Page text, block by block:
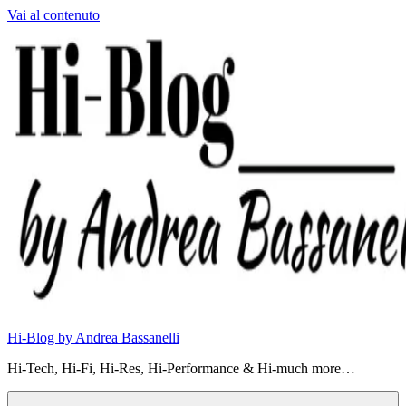
Vai al contenuto
Hi-Blog by Andrea Bassanelli
Hi-Tech, Hi-Fi, Hi-Res, Hi-Performance & Hi-much more…